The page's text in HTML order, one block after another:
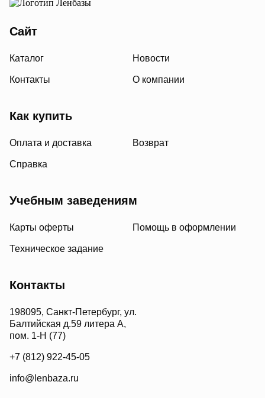
Сайт
Каталог Новости
Контакты О компании
Как купить
Оплата и доставка Возврат
Справка
Учебным заведениям
Карты оферты Помощь в оформлении
Техническое задание
Контакты
198095, Санкт-Петербург, ул.
Балтийская д.59 литера А,
пом. 1-Н (77)
+7 (812) 922-45-05
info@lenbaza.ru